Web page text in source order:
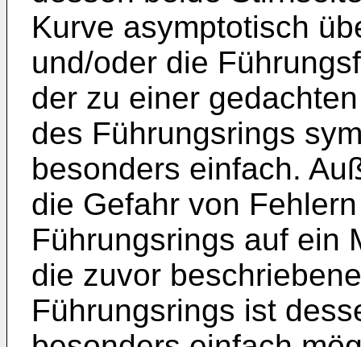
Kurve asymptotisch
und/oder die
der zu einer
des Führungsrings
besonders einfach.
die Gefahr von
Führungsrings auf ein
die zuvor
Führungsrings ist